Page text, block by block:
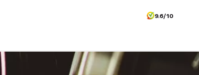
9.6/10